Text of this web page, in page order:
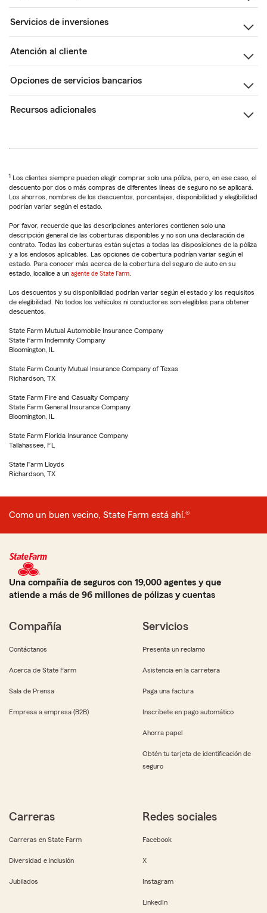
Servicios de inversiones
Atención al cliente
Opciones de servicios bancarios
Recursos adicionales
1 Los clientes siempre pueden elegir comprar solo una póliza, pero, en ese caso, el
descuento por dos o más compras de diferentes líneas de seguro no se aplicará.
Los ahorros, nombres de los descuentos, porcentajes, disponibilidad y elegibilidad
podrían variar según el estado.
Por favor, recuerde que las descripciones anteriores contienen solo una
descripción general de las coberturas disponibles y no son una declaración de
contrato. Todas las coberturas están sujetas a todas las disposiciones de la póliza
y a los endosos aplicables. Las opciones de cobertura podrían variar según el
estado. Para conocer más acerca de la cobertura del seguro de auto en su
estado, localice a un agente de State Farm
Los descuentos y su disponibilidad podrían variar según el estado y los requisitos
de elegibilidad. No todos los vehículos ni conductores son elegibles para obtener
descuentos.
State Farm Mutual Automobile Insurance Company
State Farm Indemnity Company
Bloomington, IL
State Farm County Mutual Insurance Company of Texas
Richardson, TX
State Farm Fire and Casualty Company
State Farm General Insurance Company
Bloomington, IL
State Farm Florida Insurance Company
Tallahassee, FL
State Farm Lloyds
Richardson, TX
Como un buen vecino, State Farm está ahí.®
Una compañía de seguros con 19,000 agentes y que
atiende a más de 96 millones de pólizas y cuentas
Compañía
Contáctanos
Acerca de State Farm
Sala de Prensa
Empresa a empresa (B2B)
Servicios
Presenta un reclamo
Asistencia en la carretera
Paga una factura
Inscríbete en pago automático
Ahorra papel
Obtén tu tarjeta de identificación de
seguro
Carreras
Carreras en State Farm
Diversidad e inclusión
Jubilados
Redes sociales
Facebook
X
Instagram
LinkedIn